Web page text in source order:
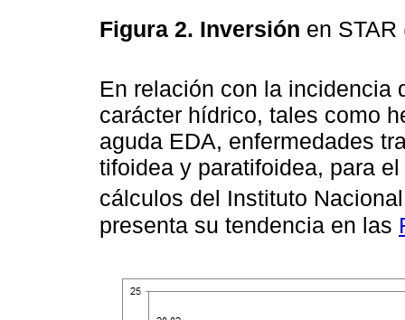
Figura 2. Inversión en
En relación con la incidencia
carácter hídrico, tales como
aguda EDA, enfermedades
tifoidea y paratifoidea, para
cálculos del Instituto
presenta su tendencia en las